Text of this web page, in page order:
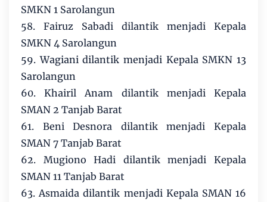
SMKN 1 Sarolangun
58. Fairuz Sabadi dilantik menjadi Kepala
SMKN 4 Sarolangun
59. Wagiani dilantik menjadi Kepala SMKN 13
Sarolangun
60. Khairil Anam dilantik menjadi Kepala
SMAN 2 Tanjab Barat
61. Beni Desnora dilantik menjadi Kepala
SMAN 7 Tanjab Barat
62. Mugiono Hadi dilantik menjadi Kepala
SMAN 11 Tanjab Barat
63. Asmaida dilantik menjadi Kepala SMAN 16